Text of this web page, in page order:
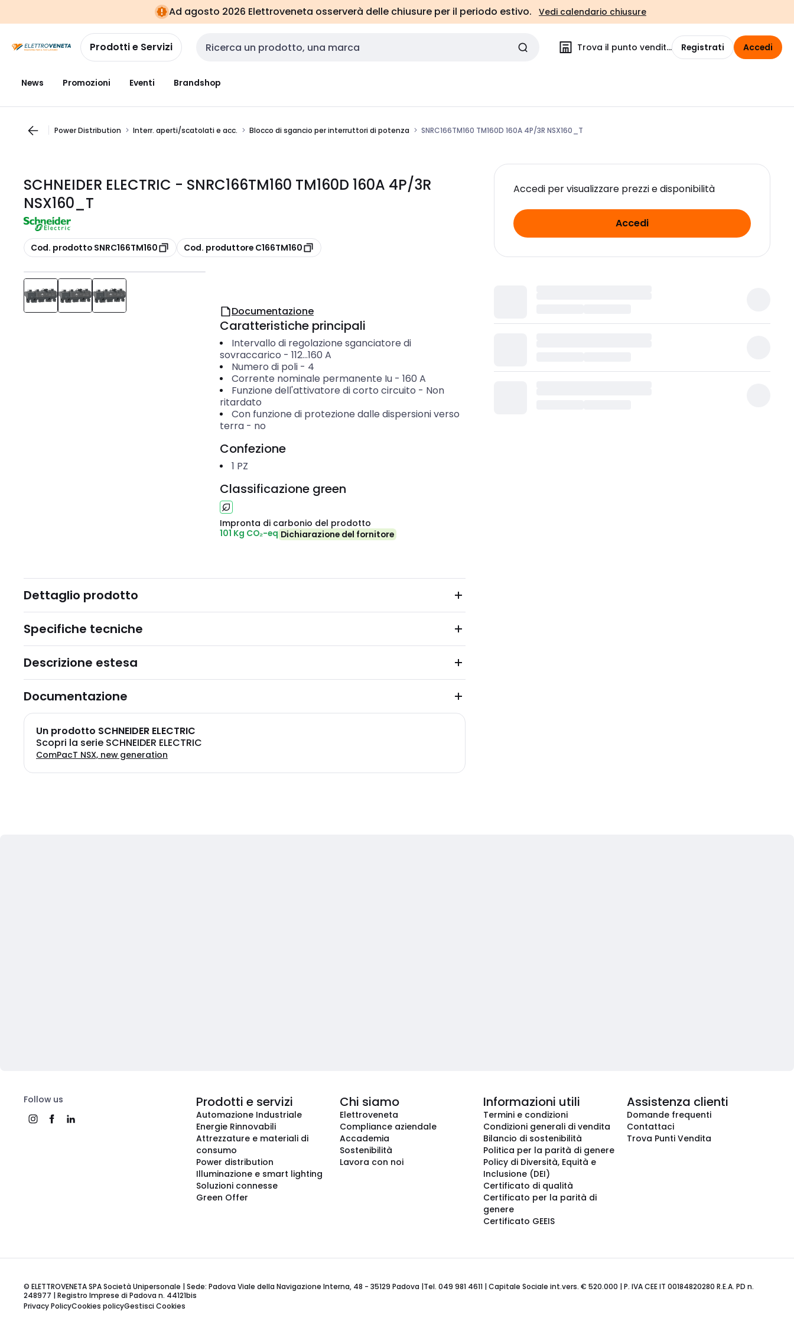
navigazionealla
pagina
Ad agosto 2026 Elettroveneta osserverà delle chiusure per il periodo estivo. Vedi calendario chiusure
Prodotti e Servizi Cerca input Trova il punto vendita Registrati Accedi
News Promozioni Eventi Brandshop
Power Distribution Interr. aperti/scatolati e acc. Blocco di sgancio per interruttori di potenza SNRC166TM160 TM160D 160A 4P/3R NSX160_T
SCHNEIDER ELECTRIC - SNRC166TM160 TM160D 160A 4P/3R
NSX160_T
copia
Cod. prodotto SNRC166TM160 copia
Cod. produttore C166TM160
Accedi per visualizzare prezzi e disponibilità
Accedi
Documentazione
Caratteristiche principali
Intervallo di regolazione sganciatore di
sovraccarico - 112...160 A
Numero di poli- 4
Corrente nominale permanente Iu- 160 A
Funzione dell'attivatore di corto circuito - Non
ritardato
Con funzione di protezione dalle dispersioni verso
terra - no
Confezione
1 PZ
Classificazione green
Impronta di carbonio del prodotto
101 Kg CO₂-eq Dichiarazione del fornitore
Dettaglio prodotto
Specifiche tecniche
Descrizione estesa
Documentazione
Un prodotto SCHNEIDER ELECTRIC
Scopri la serie SCHNEIDER ELECTRIC
ComPacT NSX, new generation
Follow us Prodotti e servizi
Automazione Industriale
Energie Rinnovabili
Attrezzature e materiali di
consumo
Power distribution
Illuminazione e smart lighting
Soluzioni connesse
Green Offer
Chi siamo
Elettroveneta
Compliance aziendale
Accademia
Sostenibilità
Lavora con noi
Informazioni utili
Termini e condizioni
Condizioni generali di vendita
Bilancio di sostenibilità
Politica per la parità di genere
Policy di Diversità, Equità e
Inclusione (DEI)
Certificato di qualità
Certificato per la parità di
genere
Certificato GEEIS
Assistenza clienti
Domande frequenti
Contattaci
Trova Punti Vendita
© ELETTROVENETA SPA Società Unipersonale | Sede: Padova Viale della Navigazione Interna, 48 - 35129 Padova |Tel. 049 981 4611 | Capitale Sociale int.vers. € 520.000 | P. IVA CEE IT 00184820280 R.E.A. PD n.
248977 | Registro Imprese di Padova n. 44121bis
Privacy PolicyCookies policyGestisci Cookies